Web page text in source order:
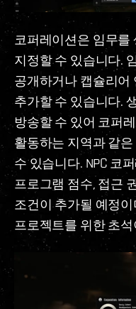
코퍼레이션은 임무를
지정할 수 있습니다.
공개하거나 캡슐리어
추가할 수 있습니다.
방송할 수 있어 코퍼
활동하는 지역과 같
수 있습니다. NPC 코
프로그램 점수, 접근
조건이 추가될 예정
프로젝트를 위한 초